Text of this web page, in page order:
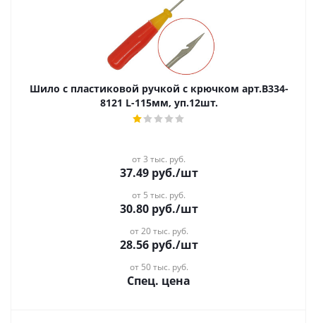
Шило c пластиковой ручкой c крючком арт.В334-
8121 L-115мм, уп.12шт.
от 3 тыс. руб.
37.49руб./шт
от 5 тыс. руб.
30.80руб./шт
от 20 тыс. руб.
28.56руб./шт
от 50 тыс. руб.
Спец. цена